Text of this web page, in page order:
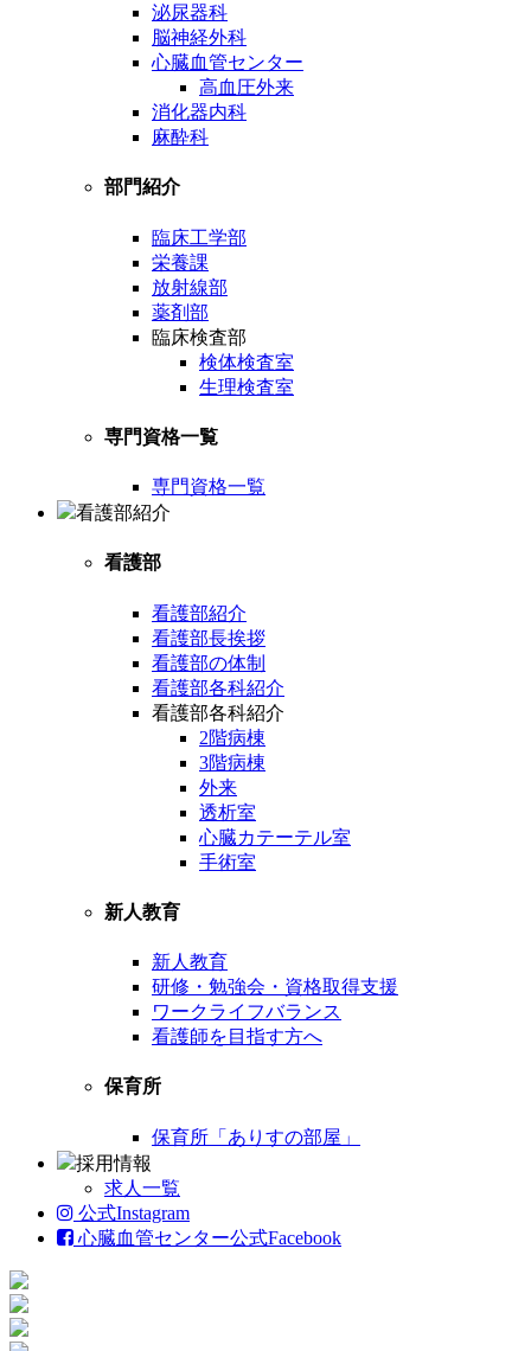
泌尿器科
脳神経外科
心臓血管センター
高血圧外来
消化器内科
麻酔科
部門紹介
臨床工学部
栄養課
放射線部
薬剤部
臨床検査部
検体検査室
生理検査室
専門資格一覧
専門資格一覧
看護部紹介
看護部
看護部紹介
看護部長挨拶
看護部の体制
看護部各科紹介
看護部各科紹介
2階病棟
3階病棟
外来
透析室
心臓カテーテル室
手術室
新人教育
新人教育
研修・勉強会・資格取得支援
ワークライフバランス
看護師を目指す方へ
保育所
保育所「ありすの部屋」
採用情報
求人一覧
公式Instagram
心臓血管センター公式Facebook